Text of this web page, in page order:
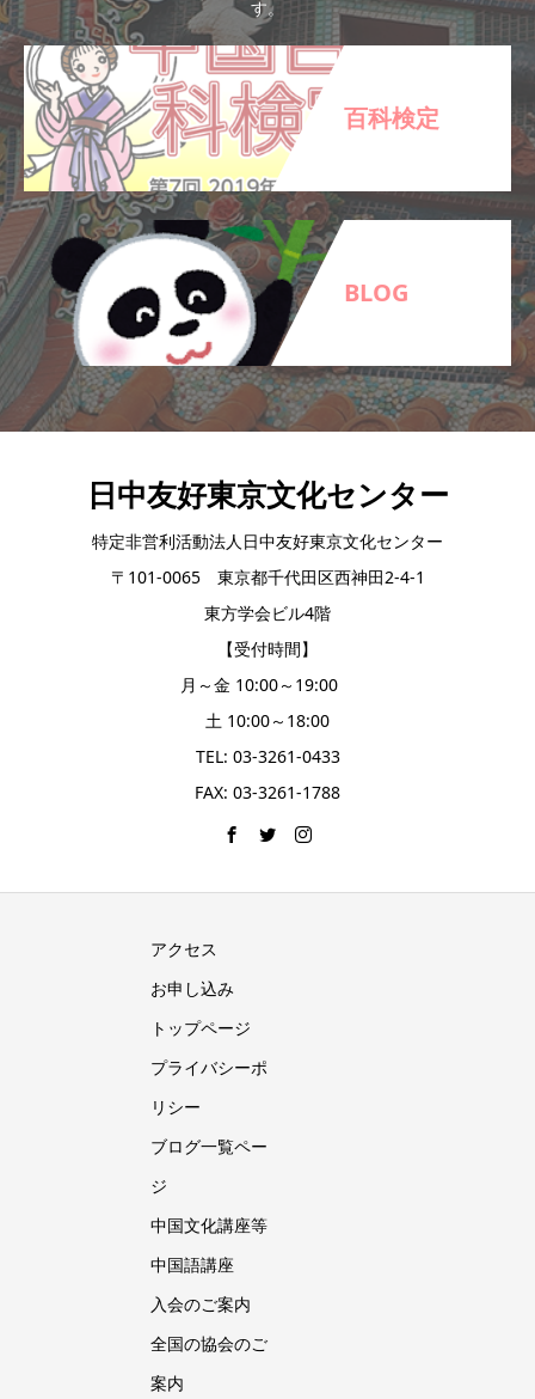
す。
百科検定
BLOG
日中友好東京文化センター
特定非営利活動法人日中友好東京文化センター
〒101-0065 東京都千代田区西神田2-4-1
東方学会ビル4階
【受付時間】
月～金 10:00～19:00
土 10:00～18:00
TEL: 03-3261-0433
FAX: 03-3261-1788
アクセス
お申し込み
トップページ
プライバシーポ
リシー
ブログ一覧ペー
ジ
中国文化講座等
中国語講座
入会のご案内
全国の協会のご
案内